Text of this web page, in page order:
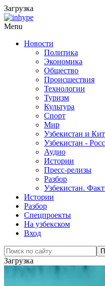
Загрузка
Menu
Новости
Политика
Экономика
Общество
Происшествия
Технологии
Туризм
Культура
Спорт
Мир
Узбекистан и
Узбекистан -
Аудио
Истории
Пресс-релизы
Разбор
Узбекистан.
Истории
Разбор
Спецпроекты
На узбекском
Вход
Загрузка